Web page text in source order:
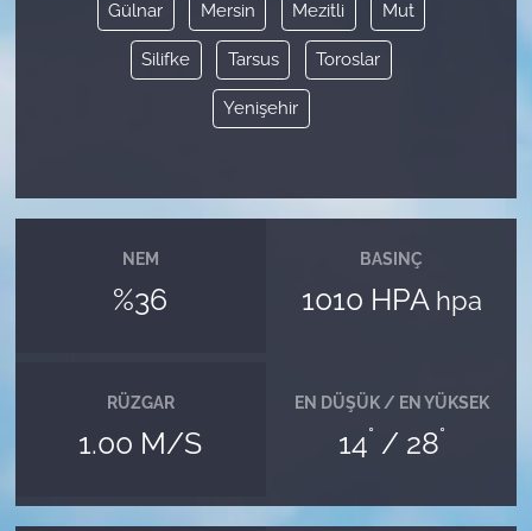
Gülnar Mersin Mezitli Mut
Silifke Tarsus Toroslar
Yenişehir
NEM
%36
BASINÇ
1010 HPA hpa
RÜZGAR
1.00 M/S
EN DÜŞÜK / EN YÜKSEK
14° / 28°